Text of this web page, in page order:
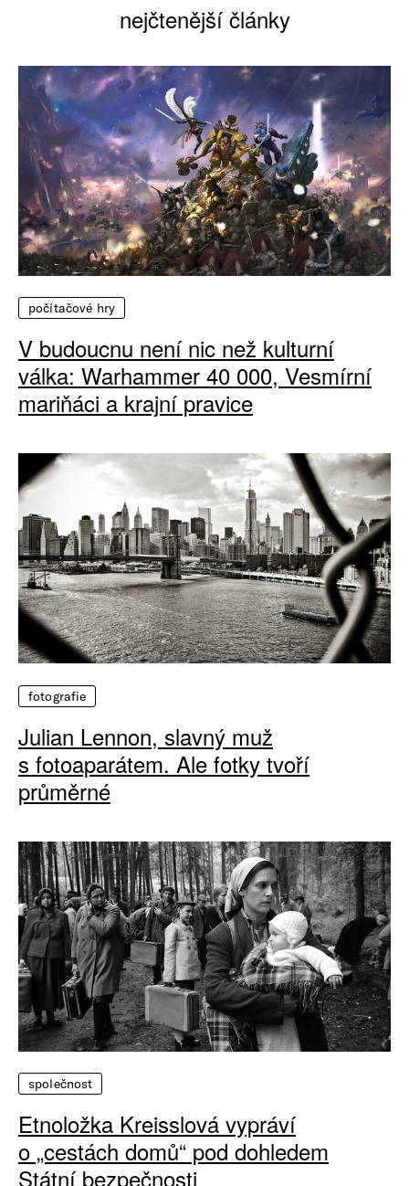
nejčtenější články
počítačové hry
V budoucnu není nic než kulturní
válka: Warhammer 40 000, Vesmírní
mariňáci a krajní pravice
fotografie
Julian Lennon, slavný muž
s fotoaparátem. Ale fotky tvoří
průměrné
společnost
Etnoložka Kreisslová vypráví
o „cestách domů“ pod dohledem
Státní bezpečnosti